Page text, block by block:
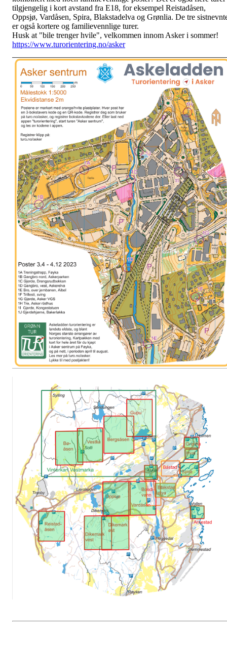
tilgjengelig i kort avstand fra E18, for eksempel Reistadåsen,
Oppsjø, Vardåsen, Spira, Blakstadelva og Grønlia. De tre
er også kortere og familievennlige turer.
Husk at "bile trenger hvile", velkommen innom Asker i sommer!
https://www.turorientering.no/asker